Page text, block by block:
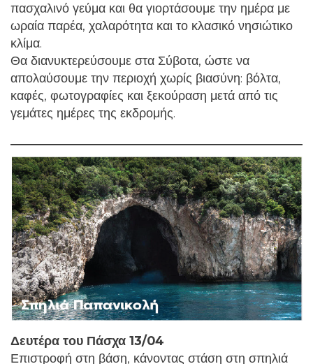
πασχαλινό γεύμα και θα γιορτάσουμε την ημέρα με
ωραία παρέα, χαλαρότητα και το κλασικό νησιώτικο
κλίμα.
Θα διανυκτερεύσουμε στα Σύβοτα, ώστε να
απολαύσουμε την περιοχή χωρίς βιασύνη: βόλτα,
καφές, φωτογραφίες και ξεκούραση μετά από τις
γεμάτες ημέρες της εκδρομής.
Δευτέρα του Πάσχα 13/04
Επιστροφή στη βάση, κάνοντας στάση στη σπηλιά